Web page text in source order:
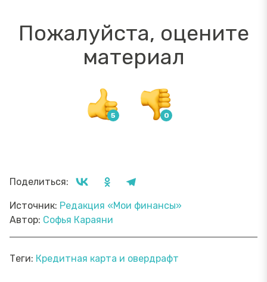
Пожалуйста, оцените
материал
Поделиться:
Источник: Редакция «Мои финансы»
Автор: Софья Караяни
Теги: Кредитная карта и овердрафт